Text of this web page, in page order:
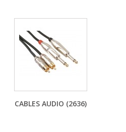
CABLES AUDIO (2636)